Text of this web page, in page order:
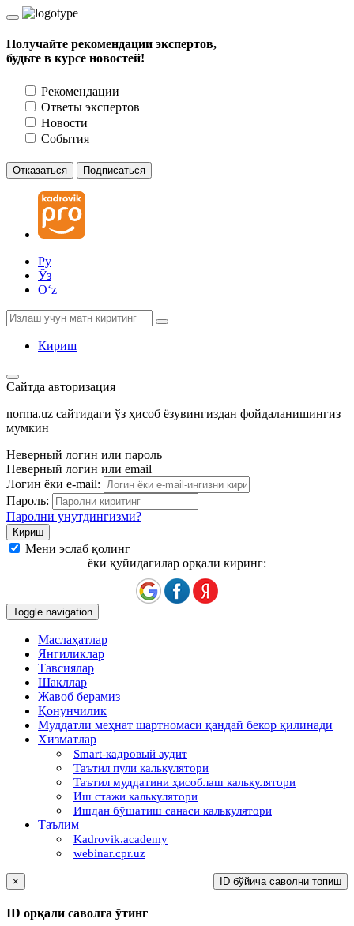
Получайте рекомендации экспертов,
будьте в курсе новостей!
Рекомендации
Ответы экспертов
Новости
События
Отказаться Подписаться
Ру
Ўз
Oʻz
Кириш
Сайтда авторизация
norma.uz сайтидаги ўз ҳисоб ёзувингиздан фойдаланишингиз
мумкин
Неверный логин или пароль
Неверный логин или email
Логин ёки e-mail:
Пароль:
Паролни унутдингизми?
Мени эслаб қолинг
ёки қуйидагилар орқали киринг:
Toggle navigation
Маслаҳатлар
Янгиликлар
Тавсиялар
Шакллар
Жавоб берамиз
Қонунчилик
Муддатли меҳнат шартномаси қандай бекор қилинади
Хизматлар
Smart-кадровый аудит
Таътил пули калькулятори
Таътил муддатини ҳисоблаш калькулятори
Иш стажи калькулятори
Ишдан бўшатиш санаси калькулятори
Таълим
Kadrovik.academy
webinar.cpr.uz
ID бўйича саволни топиш
×
ID орқали саволга ўтинг